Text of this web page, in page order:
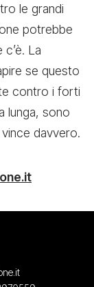
le grandi
potrebbe
La
se questo
contro i forti
lunga, sono
davvero.